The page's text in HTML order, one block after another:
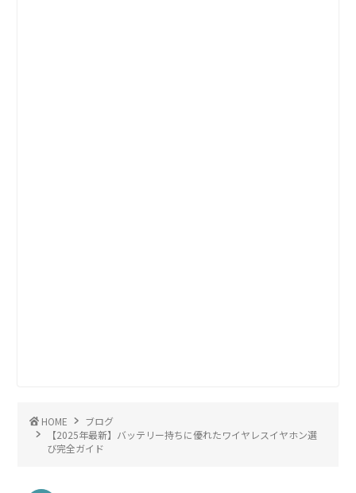
HOME
ブログ
【2025年最新】バッテリー持ちに優れたワイヤレスイヤホン選
び完全ガイド